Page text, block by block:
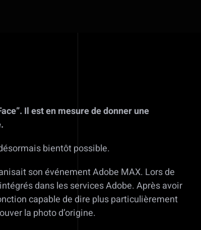
Il est en mesure de donner une
bientôt possible.
son événement Adobe MAX. Lors de
dans les services Adobe. Après avoir
capable de dire plus particulièrement
la photo d’origine.